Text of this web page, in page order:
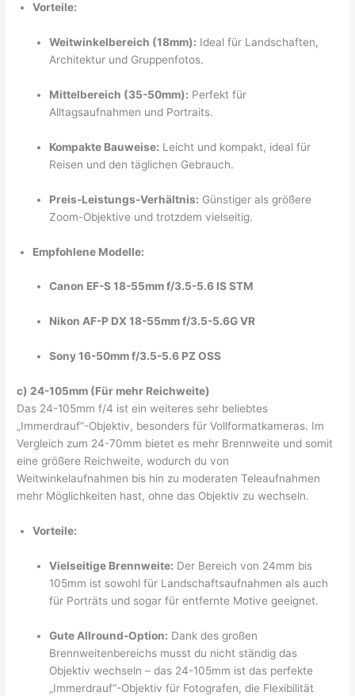
Vorteile:
Weitwinkelbereich (18mm): Ideal für Landschaften,
Architektur und Gruppenfotos.
Mittelbereich (35-50mm): Perfekt für
Alltagsaufnahmen und Portraits.
Kompakte Bauweise: Leicht und kompakt, ideal für
Reisen und den täglichen Gebrauch.
Preis-Leistungs-Verhältnis: Günstiger als größere
Zoom-Objektive und trotzdem vielseitig.
Empfohlene Modelle:
Canon EF-S 18-55mm f/3.5-5.6 IS STM
Nikon AF-P DX 18-55mm f/3.5-5.6G VR
Sony 16-50mm f/3.5-5.6 PZ OSS
c) 24-105mm (Für mehr Reichweite)
Das 24-105mm f/4 ist ein weiteres sehr beliebtes
„Immerdrauf“-Objektiv, besonders für Vollformatkameras. Im
Vergleich zum 24-70mm bietet es mehr Brennweite und somit
eine größere Reichweite, wodurch du von
Weitwinkelaufnahmen bis hin zu moderaten Teleaufnahmen
mehr Möglichkeiten hast, ohne das Objektiv zu wechseln.
Vorteile:
Vielseitige Brennweite: Der Bereich von 24mm bis
105mm ist sowohl für Landschaftsaufnahmen als auch
für Porträts und sogar für entfernte Motive geeignet.
Gute Allround-Option: Dank des großen
Brennweitenbereichs musst du nicht ständig das
Objektiv wechseln – das 24-105mm ist das perfekte
„Immerdrauf“-Objektiv für Fotografen, die Flexibilität